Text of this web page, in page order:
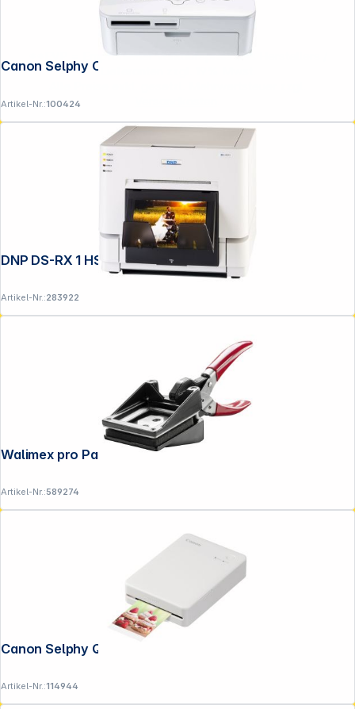
Canon Selphy CP-1000 weiß
Artikel-Nr.:100424
DNP DS-RX 1 HS
Artikel-Nr.:283922
Artikel-Nr.:589274
Canon Selphy QX 20 weiß
Artikel-Nr.:114944
**EVP = Empfohlener Verkaufspreis des Herstellers /